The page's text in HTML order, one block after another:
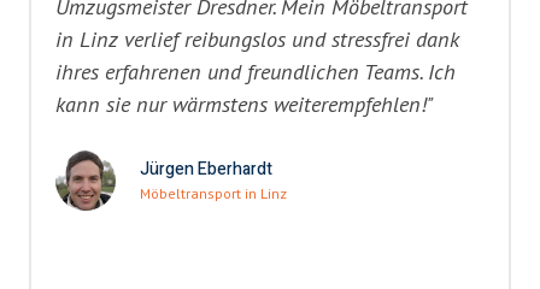
Umzugsmeister Dresdner. Mein Möbeltransport
in Linz verlief reibungslos und stressfrei dank
ihres erfahrenen und freundlichen Teams. Ich
kann sie nur wärmstens weiterempfehlen!"
Jürgen Eberhardt
Möbeltransport in Linz